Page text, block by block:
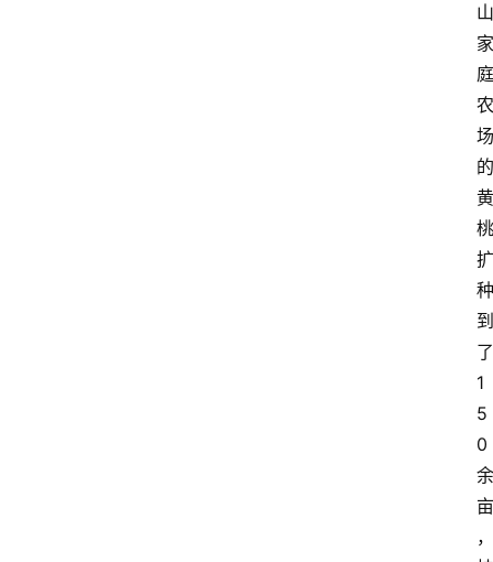
山
家
庭
农
场
的
黄
桃
扩
种
到
了
1
5
0
余
亩
，